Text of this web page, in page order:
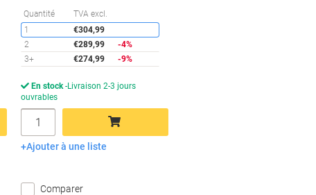
Économies
Quantité TVA excl.
1
€304,99
2
€289,99
-4%
3+
€274,99 -9%
En stock Livraison 2-3 jours
ouvrables
Quantité
Ajouter au panier
Ajouter à une liste
Comparer